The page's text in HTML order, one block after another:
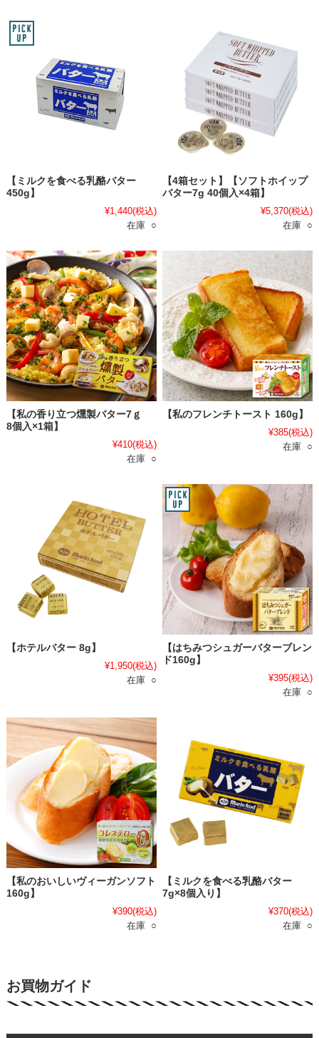
【ミルクを食べる乳酪バター
450g】
¥1,440(税込)
在庫 ○
【4箱セット】【ソフトホイップ
バター7g 40個入×4箱】
¥5,370(税込)
在庫 ○
【私の香り立つ燻製バター7ｇ
8個入×1箱】
¥410(税込)
在庫 ○
【私のフレンチトースト 160g】
¥385(税込)
在庫 ○
【ホテルバター 8g】
¥1,950(税込)
在庫 ○
【はちみつシュガーバターブレン
ド160g】
¥395(税込)
在庫 ○
【私のおいしいヴィーガンソフト
160g】
¥390(税込)
在庫 ○
【ミルクを食べる乳酪バター
7g×8個入り】
¥370(税込)
在庫 ○
お買物ガイド